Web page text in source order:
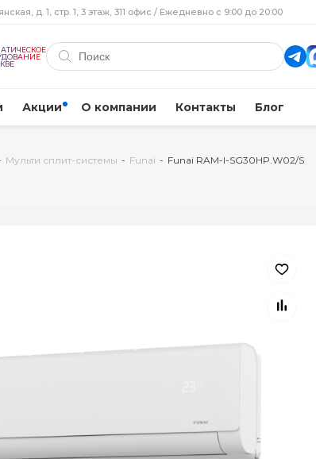
д. 1, стр. 1, 3 этаж, 311 офис / Ежедневно с 9:00 до 20:00
Акции О компании Контакты Блог
Мульти сплит-системы - Funai - Funai RAM-I-SG30HP.W02/S